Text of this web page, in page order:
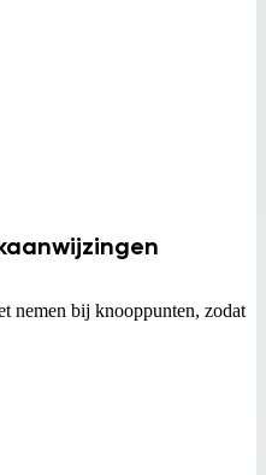
nemen bij knooppunten, zodat